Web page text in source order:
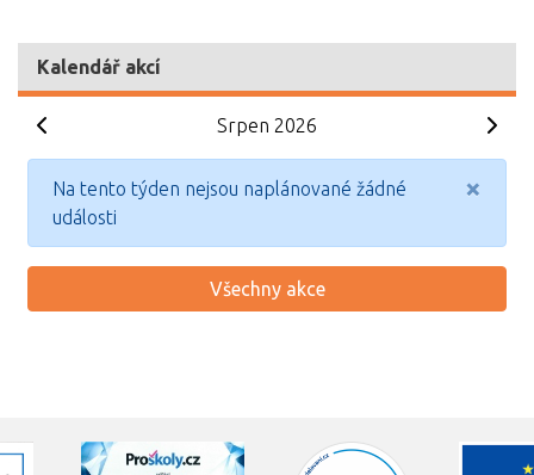
Kalendář akcí
Srpen 2026
×
Na tento týden nejsou naplánované žádné
události
Všechny akce